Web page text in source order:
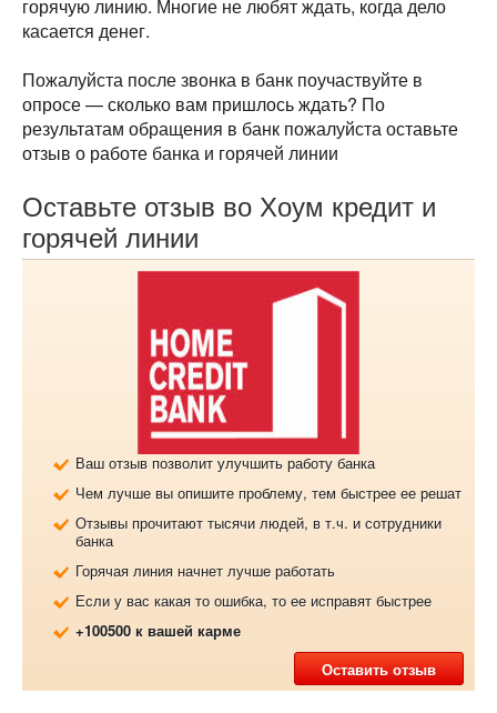
горячую линию. Многие не любят ждать, когда дело
касается денег.
Пожалуйста после звонка в банк поучаствуйте в
опросе — сколько вам пришлось ждать? По
результатам обращения в банк пожалуйста оставьте
отзыв о работе банка и горячей линии
Оставьте отзыв во Хоум кредит и
горячей линии
Ваш отзыв позволит улучшить работу банка
Чем лучше вы опишите проблему, тем быстрее ее решат
Отзывы прочитают тысячи людей, в т.ч. и сотрудники
банка
Горячая линия начнет лучше работать
Если у вас какая то ошибка, то ее исправят быстрее
+100500 к вашей карме
Оставить отзыв